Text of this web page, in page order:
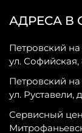
АДРЕСА В
Петровский
ул. Софийская,
Петровский на
ул. Руставели,
Сервисный